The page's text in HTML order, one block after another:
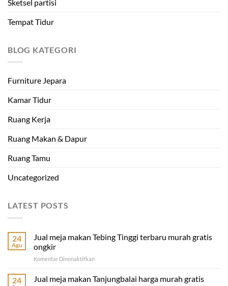
Sketsel partisi
Tempat Tidur
BLOG KATEGORI
Furniture Jepara
Kamar Tidur
Ruang Kerja
Ruang Makan & Dapur
Ruang Tamu
Uncategorized
LATEST POSTS
24
Agu
Jual meja makan Tebing Tinggi terbaru murah gratis
ongkir
Komentar Dinonaktifkanpada
meja
makan
24
Jual meja makan Tanjungbalai harga murah gratis